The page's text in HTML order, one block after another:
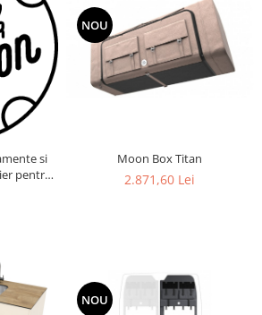
si
pentru
NOU
Moon Box Titan
2.871,60 Lei
NOU